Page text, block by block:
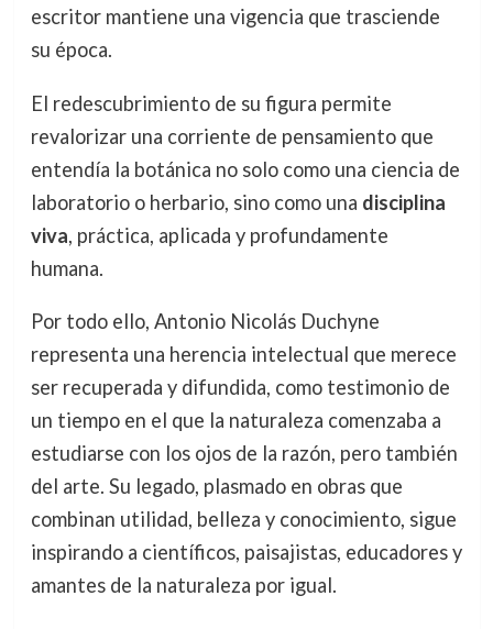
escritor mantiene una vigencia que trasciende
su época.
El redescubrimiento de su figura permite
revalorizar una corriente de pensamiento que
entendía la botánica no solo como una ciencia de
laboratorio o herbario, sino como una disciplina
viva, práctica, aplicada y profundamente
humana.
Por todo ello, Antonio Nicolás Duchyne
representa una herencia intelectual que merece
ser recuperada y difundida, como testimonio de
un tiempo en el que la naturaleza comenzaba a
estudiarse con los ojos de la razón, pero también
del arte. Su legado, plasmado en obras que
combinan utilidad, belleza y conocimiento, sigue
inspirando a científicos, paisajistas, educadores y
amantes de la naturaleza por igual.